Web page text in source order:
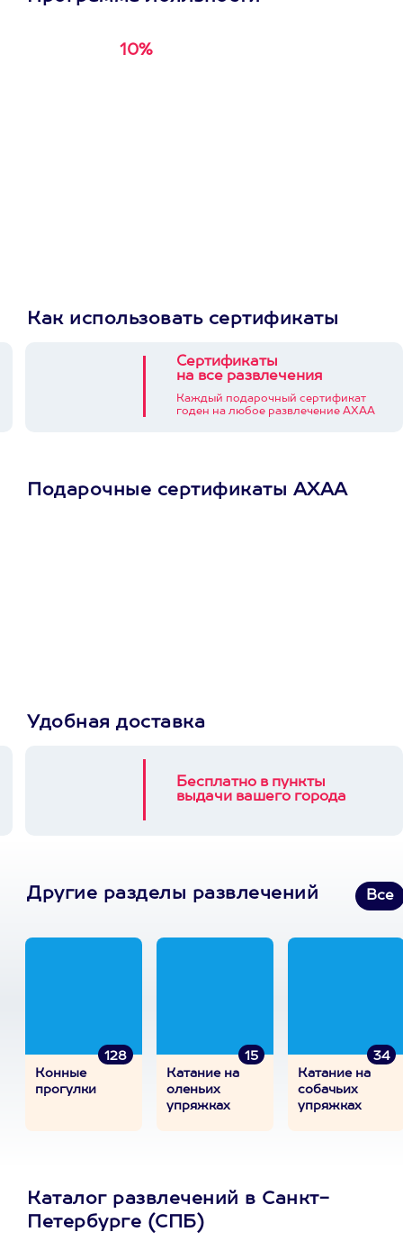
10%
Как использовать сертификаты
Сертификаты
на все развлечения
Каждый подарочный сертификат
годен на любое развлечение АХАА
Подарочные сертификаты АХАА
Удобная доставка
Бесплатно в пункты
выдачи вашего города
Другие разделы развлечений Все
128
Конные
прогулки
15
Катание на
оленьих
упряжках
34
Катание на
собачьих
упряжках
Каталог развлечений в Санкт-
Петербурге (СПБ)